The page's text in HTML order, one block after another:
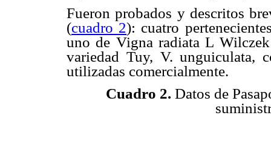
Fueron probados y descritos
(cuadro 2): cuatro
uno de Vigna radiata L
variedad Tuy, V. unguiculata,
utilizadas comercialmente.
Cuadro 2. Datos de